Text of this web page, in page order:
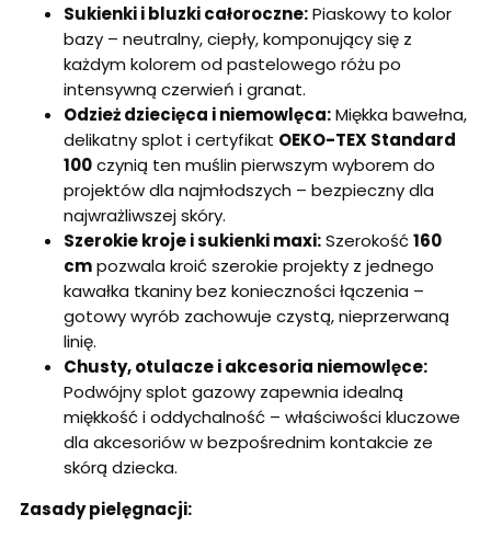
Sukienki i bluzki całoroczne:Piaskowy to kolor
bazy – neutralny, ciepły, komponujący się z
każdym kolorem od pastelowego różu po
intensywną czerwień i granat.
Odzież dziecięca i niemowlęca:Miękka bawełna,
delikatny splot i certyfikat OEKO-TEX Standard
100czynią ten muślin pierwszym wyborem do
projektów dla najmłodszych – bezpieczny dla
najwrażliwszej skóry.
Szerokie kroje i sukienki maxi:Szerokość160
cmpozwala kroić szerokie projekty z jednego
kawałka tkaniny bez konieczności łączenia –
gotowy wyrób zachowuje czystą, nieprzerwaną
linię.
Chusty, otulacze i akcesoria niemowlęce:
Podwójny splot gazowy zapewnia idealną
miękkość i oddychalność – właściwości kluczowe
dla akcesoriów w bezpośrednim kontakcie ze
skórą dziecka.
Zasady pielęgnacji: